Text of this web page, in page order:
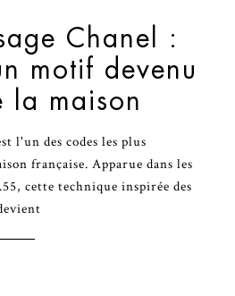
Chanel :
motif devenu
la maison
l'un des codes les plus
française. Apparue dans les
cette technique inspirée des